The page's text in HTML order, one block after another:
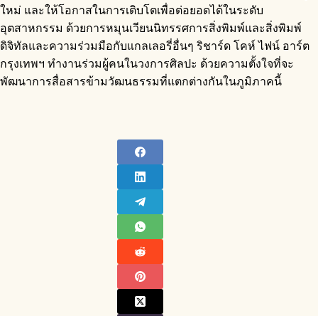
ใหม่ และให้โอกาสในการเติบโตเพื่อต่อยอดได้ในระดับ
อุตสาหกรรม ด้วยการหมุนเวียนนิทรรศการสิ่งพิมพ์และสิ่งพิมพ์
ดิจิทัลและความร่วมมือกับแกลเลอรี่อื่นๆ ริชาร์ด โคห์ ไฟน์ อาร์ต
กรุงเทพฯ ทำงานร่วมผู้คนในวงการศิลปะ ด้วยความตั้งใจที่จะ
พัฒนาการสื่อสารข้ามวัฒนธรรมที่แตกต่างกันในภูมิภาคนี้